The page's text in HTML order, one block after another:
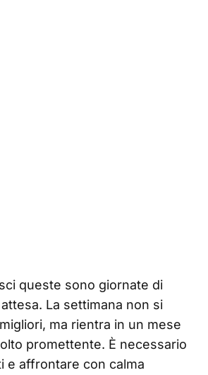
queste sono giornate di
La settimana non si
ma rientra in un mese
promettente. È necessario
e affrontare con calma